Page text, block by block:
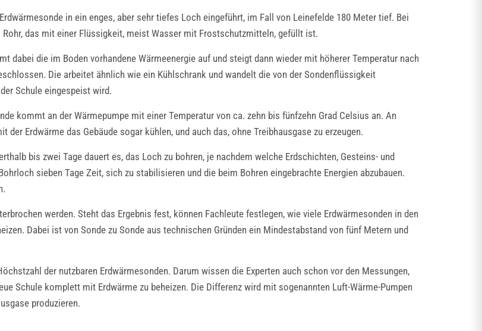
in ein enges, aber sehr tiefes Loch eingeführt, im Fall von Leinefelde 180 Meter tief. Bei
das mit einer Flüssigkeit, meist Wasser mit Frostschutzmitteln, gefüllt ist.
dabei die im Boden vorhandene Wärmeenergie auf und steigt dann wieder mit höherer Temperatur nach
Die arbeitet ähnlich wie ein Kühlschrank und wandelt die von der Sondenflüssigkeit
Schule eingespeist wird.
kommt an der Wärmepumpe mit einer Temperatur von ca. zehn bis fünfzehn Grad Celsius an. An
Erdwärme das Gebäude sogar kühlen, und auch das, ohne Treibhausgase zu erzeugen.
bis zwei Tage dauert es, das Loch zu bohren, je nachdem welche Erdschichten, Gesteins- und
sieben Tage Zeit, sich zu stabilisieren und die beim Bohren eingebrachte Energien abzubauen.
werden. Steht das Ergebnis fest, können Fachleute festlegen, wie viele Erdwärmesonden in den
Dabei ist von Sonde zu Sonde aus technischen Gründen ein Mindestabstand von fünf Metern und
der nutzbaren Erdwärmesonden. Darum wissen die Experten auch schon vor den Messungen,
Schule komplett mit Erdwärme zu beheizen. Die Differenz wird mit sogenannten Luft-Wärme-Pumpen
produzieren.